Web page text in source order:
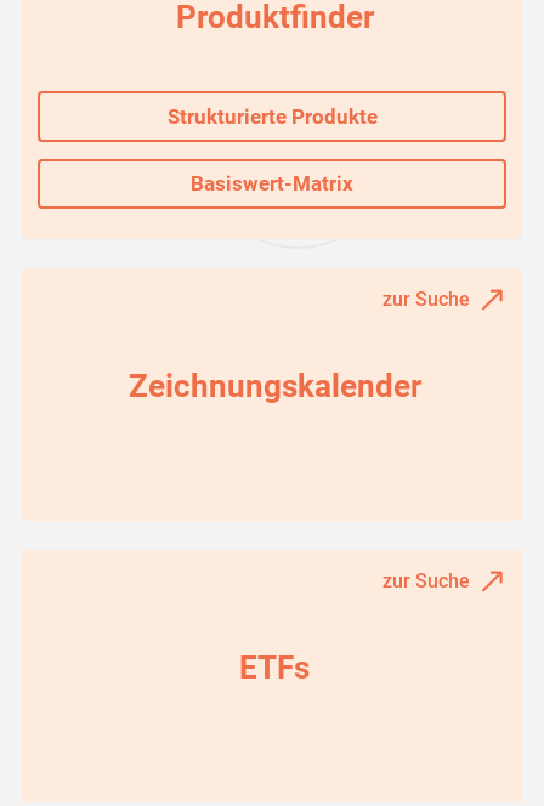
Produktfinder
Strukturierte Produkte
Basiswert-Matrix
zur Suche
Zeichnungskalender
zur Suche
ETFs